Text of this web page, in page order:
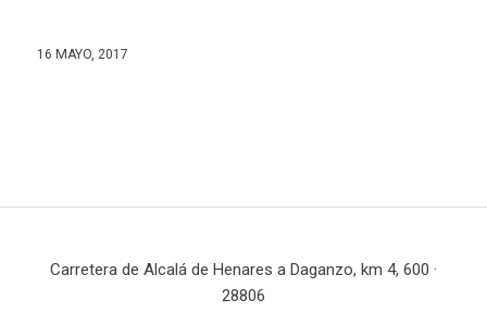
16 MAYO, 2017
Carretera de Alcalá de Henares a Daganzo, km 4, 600 ·
28806